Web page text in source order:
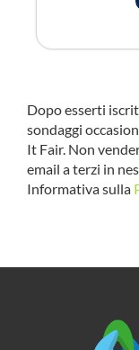
Dopo esserti
sondaggi
It Fair. Non
email a terzi in
Informativa sulla